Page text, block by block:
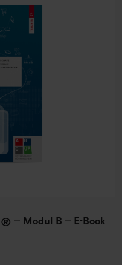
– Modul B – E-Book